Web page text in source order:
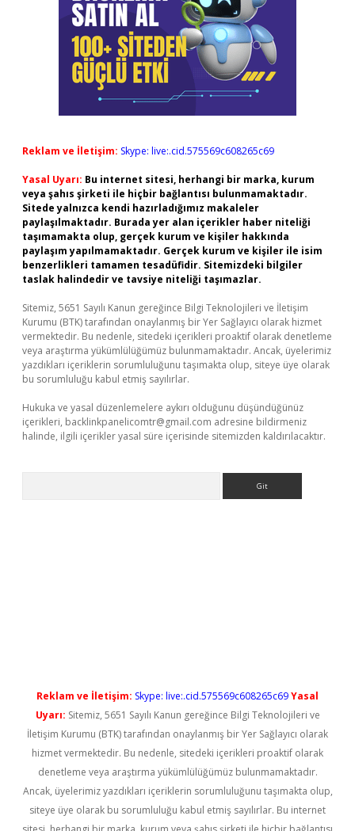
Reklam ve İletişim: Skype: live:.cid.575569c608265c69
Yasal Uyarı: Bu internet sitesi, herhangi bir marka, kurum
veya şahıs şirketi ile hiçbir bağlantısı bulunmamaktadır.
Sitede yalnızca kendi hazırladığımız makaleler
paylaşılmaktadır. Burada yer alan içerikler haber niteliği
taşımamakta olup, gerçek kurum ve kişiler hakkında
paylaşım yapılmamaktadır. Gerçek kurum ve kişiler ile isim
benzerlikleri tamamen tesadüfidir. Sitemizdeki bilgiler
taslak halindedir ve tavsiye niteliği taşımazlar.
Sitemiz, 5651 Sayılı Kanun gereğince Bilgi Teknolojileri ve İletişim
Kurumu (BTK) tarafından onaylanmış bir Yer Sağlayıcı olarak hizmet
vermektedir. Bu nedenle, sitedeki içerikleri proaktif olarak denetleme
veya araştırma yükümlülüğümüz bulunmamaktadır. Ancak, üyelerimiz
yazdıkları içeriklerin sorumluluğunu taşımakta olup, siteye üye olarak
bu sorumluluğu kabul etmiş sayılırlar.
Hukuka ve yasal düzenlemelere aykırı olduğunu düşündüğünüz
içerikleri, backlinkpanelicomtr@gmail.com adresine bildirmeniz
halinde, ilgili içerikler yasal süre içerisinde sitemizden kaldırılacaktır.
Reklam ve İletişim: Skype: live:.cid.575569c608265c69Yasal
Uyarı: Sitemiz, 5651 Sayılı Kanun gereğince Bilgi Teknolojileri ve
İletişim Kurumu (BTK) tarafından onaylanmış bir Yer Sağlayıcı olarak
hizmet vermektedir. Bu nedenle, sitedeki içerikleri proaktif olarak
denetleme veya araştırma yükümlülüğümüz bulunmamaktadır.
Ancak, üyelerimiz yazdıkları içeriklerin sorumluluğunu taşımakta olup,
siteye üye olarak bu sorumluluğu kabul etmiş sayılırlar. Bu internet